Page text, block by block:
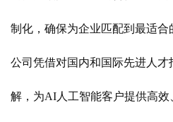
制化，确保为企业匹配到最适
公司凭借对国内和国际先进人才
解，为AI人工智能客户提供高效